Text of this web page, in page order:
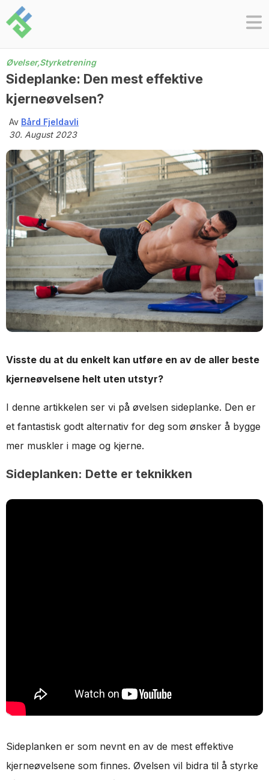
Skip
to
content
Øvelser,Styrketrening
Sideplanke: Den mest effektive
kjerneøvelsen?
Av Bård Fjeldavli
30. August 2023
Visste du at du enkelt kan utføre en av de aller beste
kjerneøvelsene helt uten utstyr?
I denne artikkelen ser vi på øvelsen sideplanke. Den er
et fantastisk godt alternativ for deg som ønsker å bygge
mer muskler i mage og kjerne.
Sideplanken: Dette er teknikken
Sideplanken er som nevnt en av de mest effektive
kjerneøvelsene som finnes. Øvelsen vil bidra til å styrke